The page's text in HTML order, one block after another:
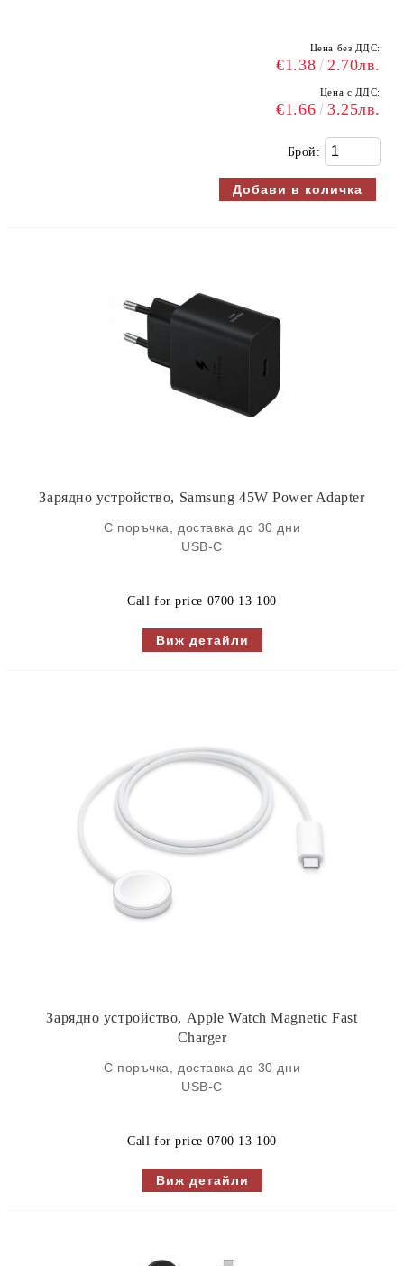
Цена без ДДС:
€1.38 2.70лв.
Цена с ДДС:
€1.66 3.25лв.
Брой:
Зарядно устройство, Samsung 45W Power Adapter
С поръчка, доставка до 30 дни
USB-C
Call for price 0700 13 100
Виж детайли
Зарядно устройство, Apple Watch Magnetic Fast
Charger
С поръчка, доставка до 30 дни
USB-C
Call for price 0700 13 100
Виж детайли